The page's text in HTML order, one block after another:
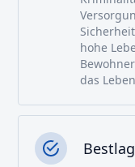
hohe
das